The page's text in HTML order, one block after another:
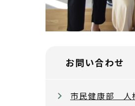
お問い合わせ
市民健康部 人